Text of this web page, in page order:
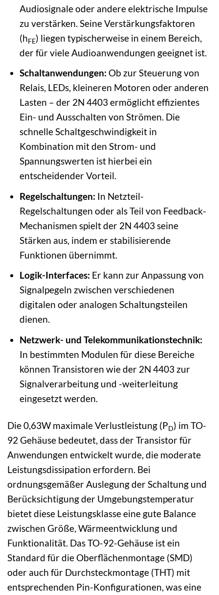
Audiosignale oder andere elektrische Impulse
zu verstärken. Seine Verstärkungsfaktoren
(hFE) liegen typischerweise in einem Bereich,
der für viele Audioanwendungen geeignet ist.
Schaltanwendungen: Ob zur Steuerung von
Relais, LEDs, kleineren Motoren oder anderen
Lasten – der 2N 4403 ermöglicht effizientes
Ein- und Ausschalten von Strömen. Die
schnelle Schaltgeschwindigkeit in
Kombination mit den Strom- und
Spannungswerten ist hierbei ein
entscheidender Vorteil.
Regelschaltungen: In Netzteil-
Regelschaltungen oder als Teil von Feedback-
Mechanismen spielt der 2N 4403 seine
Stärken aus, indem er stabilisierende
Funktionen übernimmt.
Logik-Interfaces: Er kann zur Anpassung von
Signalpegeln zwischen verschiedenen
digitalen oder analogen Schaltungsteilen
dienen.
Netzwerk- und Telekommunikationstechnik:
In bestimmten Modulen für diese Bereiche
können Transistoren wie der 2N 4403 zur
Signalverarbeitung und -weiterleitung
eingesetzt werden.
Die 0,63W maximale Verlustleistung (PD) im TO-
92 Gehäuse bedeutet, dass der Transistor für
Anwendungen entwickelt wurde, die moderate
Leistungsdissipation erfordern. Bei
ordnungsgemäßer Auslegung der Schaltung und
Berücksichtigung der Umgebungstemperatur
bietet diese Leistungsklasse eine gute Balance
zwischen Größe, Wärmeentwicklung und
Funktionalität. Das TO-92-Gehäuse ist ein
Standard für die Oberflächenmontage (SMD)
oder auch für Durchsteckmontage (THT) mit
entsprechenden Pin-Konfigurationen, was eine